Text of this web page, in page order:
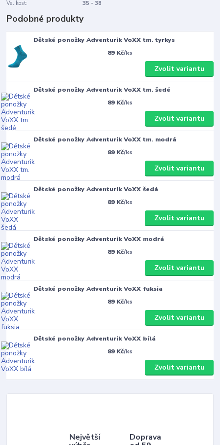
Velikost:
35 - 38
Podobné produkty
Dětské ponožky Adventurik VoXX tm. tyrkys
89 Kč/ks
Zvolit variantu
Dětské ponožky Adventurik VoXX tm. šedé
89 Kč/ks
Zvolit variantu
Dětské ponožky Adventurik VoXX tm. modrá
89 Kč/ks
Zvolit variantu
Dětské ponožky Adventurik VoXX šedá
89 Kč/ks
Zvolit variantu
Dětské ponožky Adventurik VoXX modrá
89 Kč/ks
Zvolit variantu
Dětské ponožky Adventurik VoXX fuksia
89 Kč/ks
Zvolit variantu
Dětské ponožky Adventurik VoXX bílá
89 Kč/ks
Zvolit variantu
Největší Doprava